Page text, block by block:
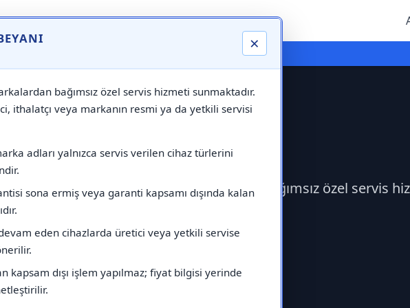
×
bağımsız özel servis hizmeti sunmaktadır.
ithalatçı veya markanın resmi ya da yetkili servisi
adları yalnızca servis verilen cihaz türlerini
sona ermiş veya garanti kapsamı dışında kalan
eden cihazlarda üretici veya yetkili servise
kapsam dışı işlem yapılmaz; fiyat bilgisi yerinde
⚠️ Markadan Bağımsız "Özel Servis" Hizmeti
Ferroli Servisi çağırabilirsiniz.Markadan bağımsız özel servis